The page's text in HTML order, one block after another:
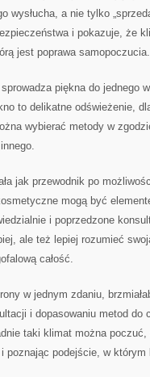
wysłucha, a nie tylko
i pokazuje, że
jest poprawa samopoczucia.
piękna do jednego
to delikatne odświeżenie,
wybierać metody w
jak przewodnik po
mogą być
i poprzedzone
ale też lepiej rozumieć
całość.
w jednym zdaniu,
i dopasowaniu metod do
taki klimat można
poznając podejście, w